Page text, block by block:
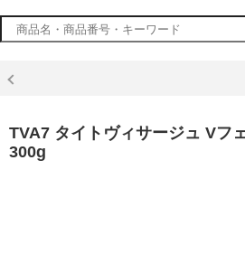
TVA7 タイトヴィサージュ Vフ
300g